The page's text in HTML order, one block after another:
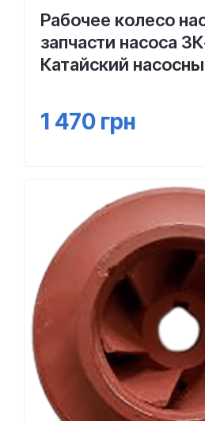
Рабочее колесо
запчасти насоса
Катайский
1 470 грн